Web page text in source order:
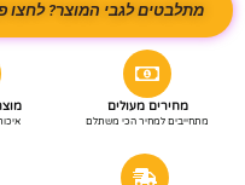
מתלבטים לגבי המוצר? לחצו
מחירים מעולים
מתחייבים למחיר הכי משתלם